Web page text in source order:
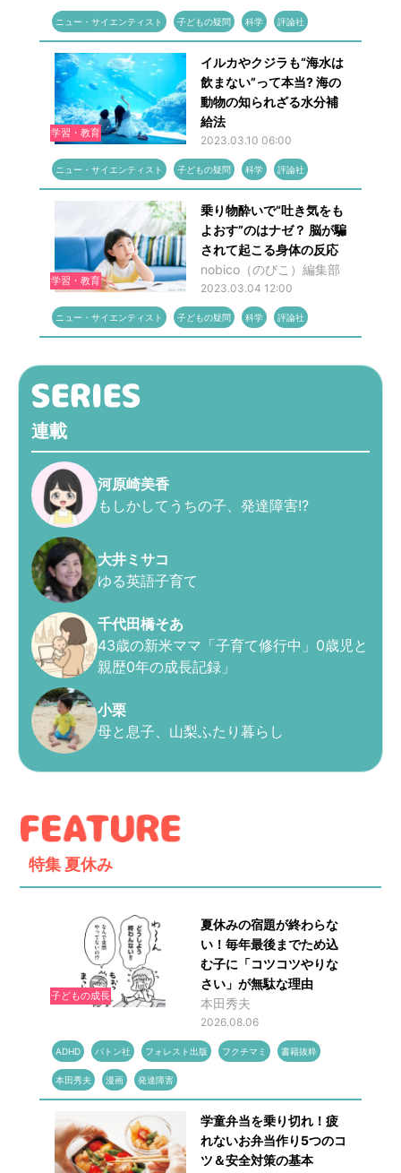
ニュー・サイエンティスト 子どもの疑問 科学 評論社
学習・教育
イルカやクジラも“海水は
飲まない”って本当? 海の
動物の知られざる水分補
給法
2023.03.10 06:00
ニュー・サイエンティスト 子どもの疑問 科学 評論社
学習・教育
乗り物酔いで“吐き気をも
よおす”のはナゼ？ 脳が騙
されて起こる身体の反応
nobico（のびこ）編集部
2023.03.04 12:00
ニュー・サイエンティスト 子どもの疑問 科学 評論社
連載
河原崎美香
もしかしてうちの子、発達障害!?
大井ミサコ
ゆる英語子育て
千代田橋そあ
43歳の新米ママ「子育て修行中」0歳児と
親歴0年の成長記録」
小栗
母と息子、山梨ふたり暮らし
特集 夏休み
子どもの成長
夏休みの宿題が終わらな
い！毎年最後までため込
む子に「コツコツやりな
さい」が無駄な理由
本田秀夫
2026.08.06
ADHD バトン社 フォレスト出版 フクチマミ 書籍抜粋
本田秀夫 漫画 発達障害
学童弁当を乗り切れ！疲
れないお弁当作り5つのコ
ツ＆安全対策の基本